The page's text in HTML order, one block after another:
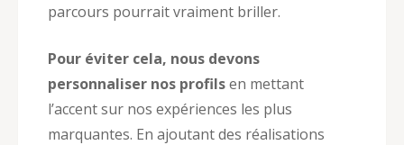
parcours pourrait vraiment briller.
Pour éviter cela, nous devons
personnaliser nos profilsen mettant
l’accent sur nos expériences les plus
marquantes. En ajoutant des réalisations